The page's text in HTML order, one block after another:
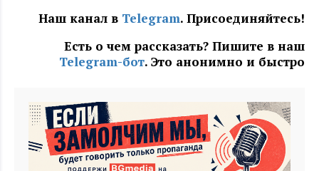
Наш канал в Telegram. Присоединяйтесь!
Есть о чем рассказать? Пишите в наш
Telegram-бот. Это анонимно и быстро